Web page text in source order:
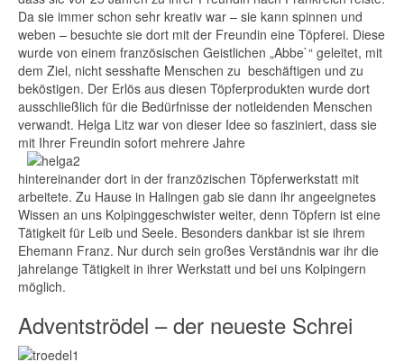
Da sie immer schon sehr kreativ war – sie kann spinnen und
weben – besuchte sie dort mit der Freundin eine Töpferei. Diese
wurde von einem französischen Geistlichen „Abbe`“ geleitet, mit
dem Ziel, nicht sesshafte Menschen zu beschäftigen und zu
beköstigen. Der Erlös aus diesen Töpferprodukten wurde dort
ausschließlich für die Bedürfnisse der notleidenden Menschen
verwandt. Helga Litz war von dieser Idee so fasziniert, dass sie
mit Ihrer Freundin sofort mehrere Jahre
hintereinander dort in der franzözischen Töpferwerkstatt mit
arbeitete. Zu Hause in Halingen gab sie dann ihr angeeignetes
Wissen an uns Kolpinggeschwister weiter, denn Töpfern ist eine
Tätigkeit für Leib und Seele. Besonders dankbar ist sie ihrem
Ehemann Franz. Nur durch sein großes Verständnis war ihr die
jahrelange Tätigkeit in ihrer Werkstatt und bei uns Kolpingern
möglich.
Adventströdel – der neueste Schrei